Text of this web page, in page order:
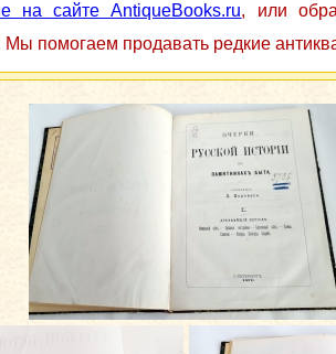
на сайте AntiqueBooks.ru, или
Мы помогаем продавать редкие